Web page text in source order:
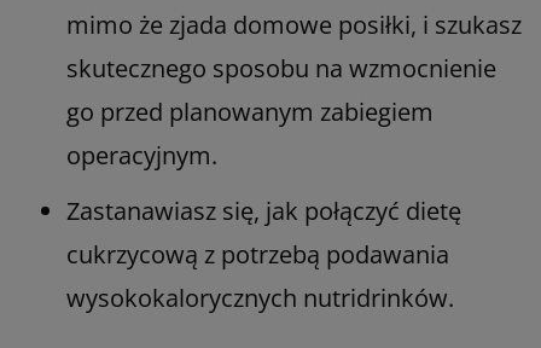
mimo że zjada domowe posiłki, i szukasz
skutecznego sposobu na wzmocnienie
go przed planowanym zabiegiem
operacyjnym.
Zastanawiasz się, jak połączyć dietę
cukrzycową z potrzebą podawania
wysokokalorycznych nutridrinków.